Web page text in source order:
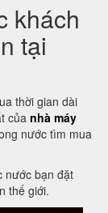
khách
tại
thời gian dài
của nhà máy
nước tìm mua
nước bạn đặt
thế giới.